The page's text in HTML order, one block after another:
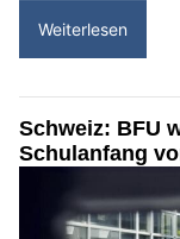
Weiterlesen
Schweiz: BFU
Schulanfang